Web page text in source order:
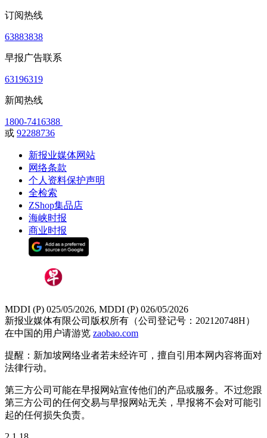
订阅热线
63883838
早报广告联系
63196319
新闻热线
1800-7416388
或 92288736
新报业媒体网站
网络条款
个人资料保护声明
全检索
ZShop集品店
海峡时报
商业时报
MDDI (P) 025/05/2026, MDDI (P) 026/05/2026
新报业媒体有限公司版权所有（公司登记号：202120748H）
在中国的用户请游览 zaobao.com
提醒：新加坡网络业者若未经许可，擅自引用本网内容将面对
法律行动。
第三方公司可能在早报网站宣传他们的产品或服务。不过您跟
第三方公司的任何交易与早报网站无关，早报将不会对可能引
起的任何损失负责。